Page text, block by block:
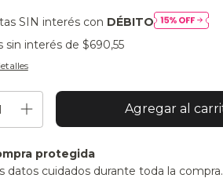
SIN interés con DÉBITO
sin interés de $690,55
protegida
datos cuidados durante toda la compra.